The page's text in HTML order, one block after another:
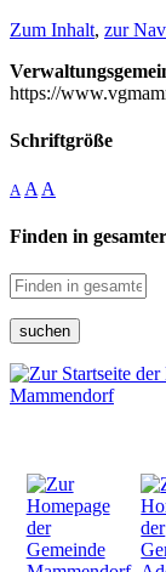
Zum Inhalt, zur
https://
Schriftgröße
A A A
Finden in
suchen